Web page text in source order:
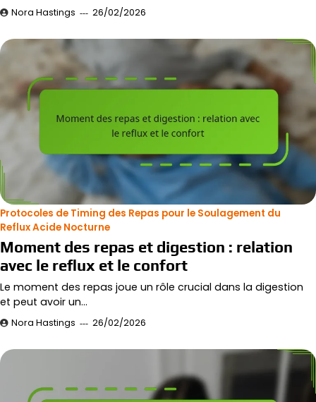
Nora Hastings 26/02/2026
Protocoles de Timing des Repas pour le Soulagement du
Reflux Acide Nocturne
Moment des repas et digestion : relation
avec le reflux et le confort
Le moment des repas joue un rôle crucial dans la digestion
et peut avoir un…
Nora Hastings 26/02/2026